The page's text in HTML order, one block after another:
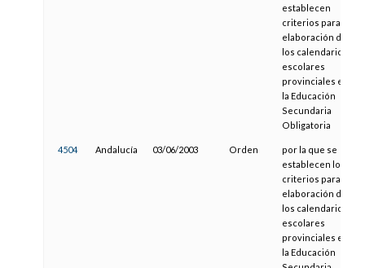
establecen
criterios para la
elaboración de
los calendarios
escolares
provinciales en
la Educación
Secundaria
Obligatoria
4504 Andalucía 03/06/2003 Orden
por la que se
establecen los
criterios para la
elaboración de
los calendarios
escolares
provinciales en
la Educación